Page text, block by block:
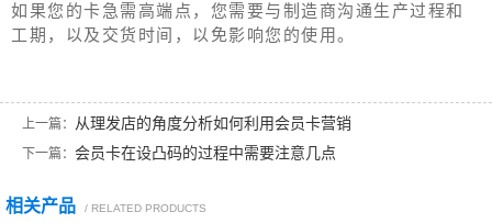
如果您的卡急需高端点，您需要与制造商沟通生产过程和
工期，以及交货时间，以免影响您的使用。
上一篇： 从理发店的角度分析如何利用会员卡营销
下一篇： 会员卡在设凸码的过程中需要注意几点
相关产品 / RELATED PRODUCTS